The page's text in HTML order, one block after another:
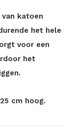
van katoen
het hele
voor een
het
cm hoog.